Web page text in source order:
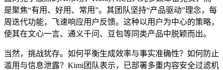
是聚焦“有用、好用、常用”。其团队坚持“产品驱动”理念，每
周迭代功能，飞速响应用户反馈。这种以用户为中心的策略，
使其在文心一言、通义千问、豆包等同类产品中脱颖而出。
当然，挑战犹存。如何平衡生成效率与事实准确性？如何防止
滥用与信息泄露？Kimi团队表示，已部署多重内容安全过滤机